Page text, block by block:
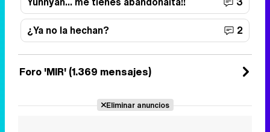
¿Ya no la hechan?
2
Foro 'MIR' (1.369 mensajes)
Eliminar anuncios